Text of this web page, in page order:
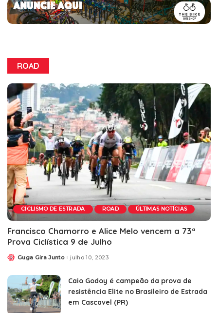
ROAD
CICLISMO DE ESTRADA ROAD ÚLTIMAS NOTÍCIAS
Francisco Chamorro e Alice Melo vencem a 73ª
Prova Ciclística 9 de Julho
Guga Gira Junto julho 10, 2023
Caio Godoy é campeão da prova de
resistência Elite no Brasileiro de Estrada
em Cascavel (PR)